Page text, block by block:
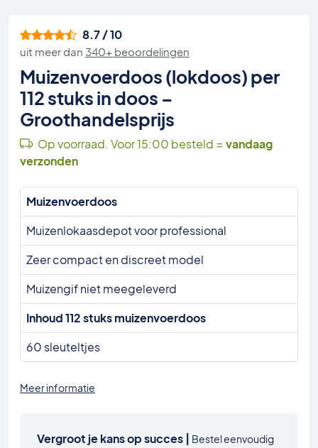
8.7 / 10
uit meer dan 340+ beoordelingen
Muizenvoerdoos (lokdoos) per
112 stuks in doos –
Groothandelsprijs
Op voorraad. Voor 15:00 besteld = vandaag
verzonden
Muizenvoerdoos
Muizenlokaasdepot voor professional
Zeer compact en discreet model
Muizengif niet meegeleverd
Inhoud 112 stuks muizenvoerdoos
60 sleuteltjes
Meer informatie
Vergroot je kans op succes | Bestel eenvoudig